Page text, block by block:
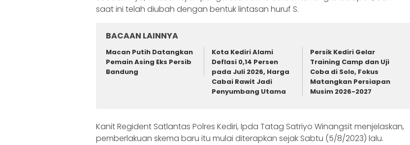
saat ini telah diubah dengan bentuk lintasan huruf S.
BACAAN LAINNYA
Macan Putih Datangkan
Pemain Asing Eks Persib
Bandung
Kota Kediri Alami
Deflasi 0,14 Persen
pada Juli 2026, Harga
Cabai Rawit Jadi
Penyumbang Utama
Persik Kediri Gelar
Training Camp dan Uji
Coba di Solo, Fokus
Matangkan Persiapan
Musim 2026-2027
Kanit Regident Satlantas Polres Kediri, Ipda Tatag Satriyo Winangsit menjelaskan,
pemberlakuan skema baru itu mulai diterapkan sejak Sabtu (5/8/2023) lalu.